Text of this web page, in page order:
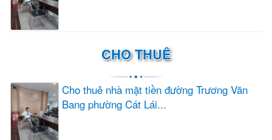
CHO THUÊ
Cho thuê nhà mặt tiền đường Trương Văn
Bang phường Cát Lái...